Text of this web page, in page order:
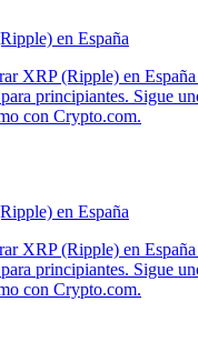
en España
XRP (Ripple) en
principiantes. Sigue
con Crypto.com.
en España
XRP (Ripple) en
principiantes. Sigue
con Crypto.com.